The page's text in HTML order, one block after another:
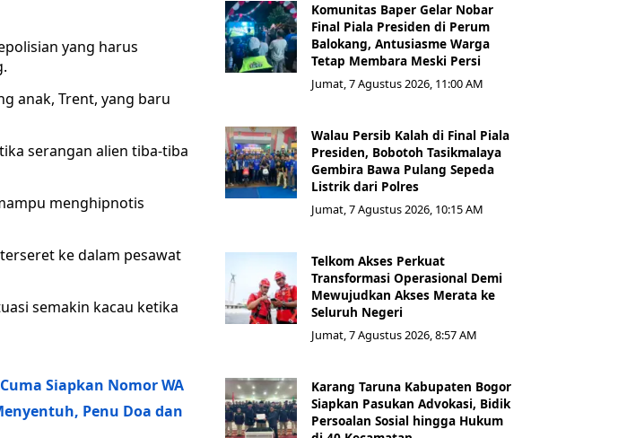
yang harus
anak, Trent, yang baru
serangan alien tiba-tiba
menghipnotis
ke dalam pesawat
semakin kacau ketika
Siapkan Nomor WA
Penu Doa dan
Komunitas Baper Gelar Nobar
Final Piala Presiden di Perum
Balokang, Antusiasme Warga
Tetap Membara Meski Persi
Jumat, 7 Agustus 2026, 11:00 AM
Walau Persib Kalah di Final Piala
Presiden, Bobotoh Tasikmalaya
Gembira Bawa Pulang Sepeda
Listrik dari Polres
Jumat, 7 Agustus 2026, 10:15 AM
Telkom Akses Perkuat
Transformasi Operasional Demi
Mewujudkan Akses Merata ke
Seluruh Negeri
Jumat, 7 Agustus 2026, 8:57 AM
Karang Taruna Kabupaten Bogor
Siapkan Pasukan Advokasi, Bidik
Persoalan Sosial hingga Hukum